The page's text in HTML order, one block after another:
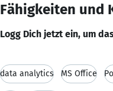
Fähigkeiten und
Logg Dich jetzt ein, um
data analytics MS Office